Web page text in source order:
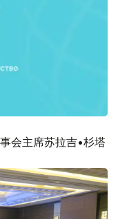
会主席苏拉吉•杉塔